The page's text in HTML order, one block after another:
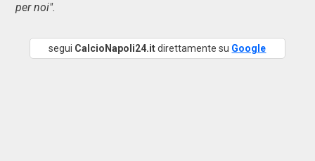
per noi".
segui CalcioNapoli24.itdirettamente su Google